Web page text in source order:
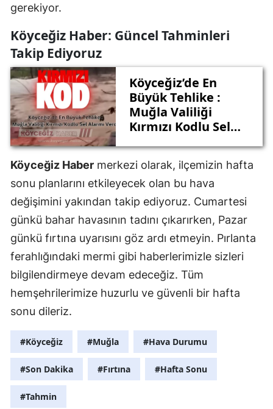
gerekiyor.
Köyceğiz Haber: Güncel Tahminleri
Takip Ediyoruz
Köyceğiz’de En
Büyük Tehlike :
Muğla Valiliği
Kırmızı Kodlu Sel
Köyceğiz Haber merkezi olarak, ilçemizin hafta
sonu planlarını etkileyecek olan bu hava
değişimini yakından takip ediyoruz. Cumartesi
günkü bahar havasının tadını çıkarırken, Pazar
günkü fırtına uyarısını göz ardı etmeyin. Pırlanta
ferahlığındaki mermi gibi haberlerimizle sizleri
bilgilendirmeye devam edeceğiz. Tüm
hemşehrilerimize huzurlu ve güvenli bir hafta
sonu dileriz.
#Köyceğiz #Muğla #Hava Durumu
#Son Dakika #Fırtına #Hafta Sonu
#Tahmin